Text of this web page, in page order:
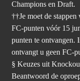
Champions en Draft.
††Je moet de
FC-punten vóór 15
punten te ontvangen.
ontvangt u geen FC-
§ Keuzes uit
Beantwoord de